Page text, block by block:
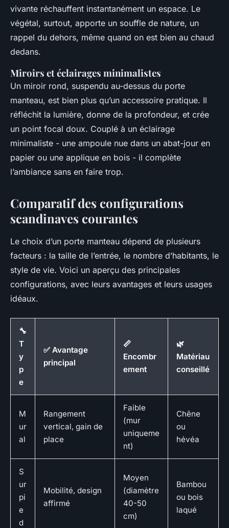
vivante réchauffent instantanément un espace. Le
végétal, surtout, apporte un souffle de nature, un
rappel du dehors, même quand on est bien au chaud
dedans.
Miroirs et éclairages minimalistes
Un miroir rond, suspendu au-dessus du porte
manteau, est bien plus qu’un accessoire pratique. Il
réfléchit la lumière, donne de la profondeur, et crée
un point focal doux. Couplé à un éclairage
minimaliste - une ampoule nue dans un abat-jour en
papier ou une applique en bois - il complète
l’ambiance sans en faire trop.
Comparatif des configurations
scandinaves courantes
Le choix d’un porte manteau dépend de plusieurs
facteurs : la taille de l’entrée, le nombre d’habitants, le
style de vie. Voici un aperçu des principales
configurations, avec leurs avantages et leurs usages
idéaux.
🔧
T
y
p
e
✅ Avantage
principal
📏
Encombr
ement
🌿
Matériau
conseillé
M
ur
al
Rangement
vertical, gain de
place
Faible
(mur
uniqueme
nt)
Chêne
ou
hévéa
S
ur
pi
e
d
Mobilité, design
affirmé
Moyen
(diamètre
40-50
cm)
Bambou
ou bois
laqué